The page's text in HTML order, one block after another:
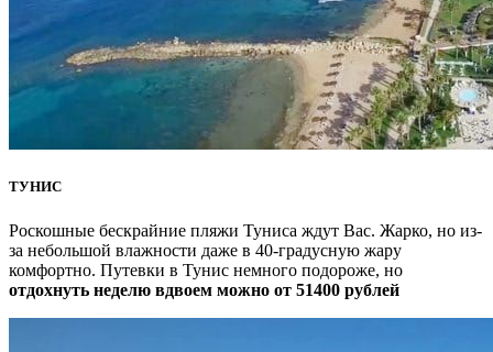
ТУНИС
Роскошные бескрайние пляжи Туниса ждут Вас. Жарко, но из-
за небольшой влажности даже в 40-градусную жару
комфортно. Путевки в Тунис немного подороже, но
отдохнуть неделю вдвоем можно от 51400 рублей